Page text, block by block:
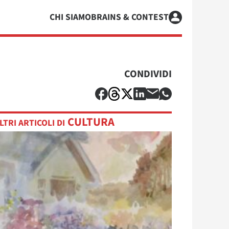
CHI SIAMOBRAINS & CONTEST
CONDIVIDI
ARTICOLI DI CULTURA